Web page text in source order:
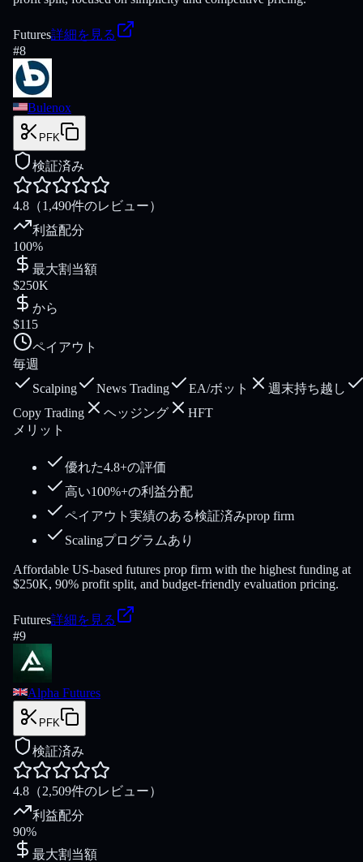
Futures詳細を見る
#8
Bulenox
PFK
検証済み
4.8 （1,490件のレビュー）
利益配分
100%
最大割当額
$250K
から
$115
ペイアウト
毎週
Scalping
News Trading EA/ボット
週末持ち越し
Copy Trading
ヘッジング
HFT
メリット
優れた4.8+の評価
高い100%+の利益分配
ペイアウト実績のある検証済みprop firm
Scalingプログラムあり
Affordable US-based futures prop firm with the highest funding at
$250K, 90% profit split, and budget-friendly evaluation pricing.
Futures詳細を見る
#9
Alpha Futures
PFK
検証済み
4.8 （2,509件のレビュー）
利益配分
90%
最大割当額